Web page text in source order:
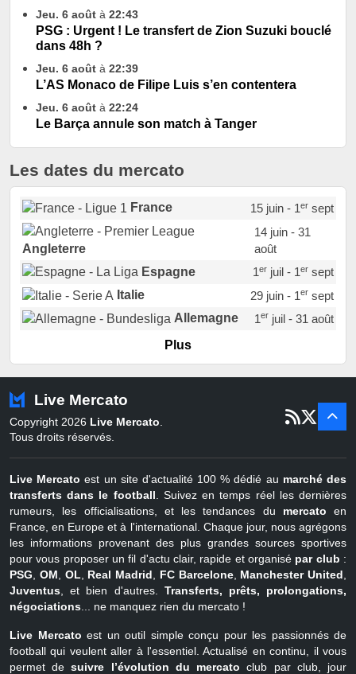
Jeu. 6 août à 22:43
PSG : Urgent ! Le transfert de Zion Suzuki bouclé
dans 48h ?
Jeu. 6 août à 22:39
L’AS Monaco de Filipe Luis s’en contentera
Jeu. 6 août à 22:24
Le Barça annule son match à Tanger
Les dates du mercato
France 15 juin - 1ersept
Angleterre
14 juin - 31
août
Espagne
1erjuil - 1ersept
Italie
29 juin - 1ersept
Allemagne
1erjuil - 31 août
Portugal
Pays-Bas
22 juin - 2 sept
Belgique
juil - 31
Plus
Live Mercato
Copyright 2026 Live Mercato
Tous droits réservés.
Live Mercato est un site d'actualité 100 % dédié au marché des
transferts dans le football . Suivez en temps réel les dernières
rumeurs, les officialisations, et les tendances du mercato en
France, en Europe et à l'international. Chaque jour, nous agrégons
les informations provenant des plus grandes sources sportives
pour vous proposer un fil d'actu clair, rapide et organisé par club :
PSG
OM OL Real Madrid FC Barcelone, Manchester United
Juventus , et bien d'autres. Transferts, prêts, prolongations,
négociations ... ne manquez rien du mercato !
Live Mercato est un outil simple conçu pour les passionnés de
football qui veulent aller à l'essentiel. Actualisé en continu, il vous
permet desuivre l’évolution du mercato club par club, jour